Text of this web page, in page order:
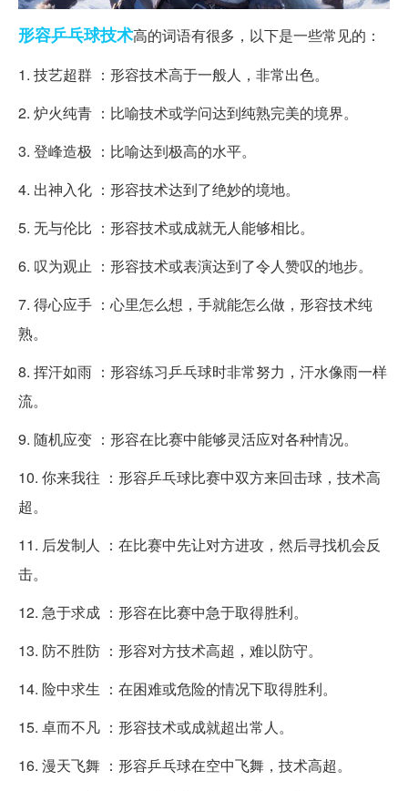
形容乒乓球技术高的词语有很多，以下是一些常见的：
1. 技艺超群 ：形容技术高于一般人，非常出色。
2. 炉火纯青 ：比喻技术或学问达到纯熟完美的境界。
3. 登峰造极 ：比喻达到极高的水平。
4. 出神入化 ：形容技术达到了绝妙的境地。
5. 无与伦比 ：形容技术或成就无人能够相比。
6. 叹为观止 ：形容技术或表演达到了令人赞叹的地步。
7. 得心应手 ：心里怎么想，手就能怎么做，形容技术纯
熟。
8. 挥汗如雨 ：形容练习乒乓球时非常努力，汗水像雨一样
流。
9. 随机应变 ：形容在比赛中能够灵活应对各种情况。
10. 你来我往 ：形容乒乓球比赛中双方来回击球，技术高
超。
11. 后发制人 ：在比赛中先让对方进攻，然后寻找机会反
击。
12. 急于求成 ：形容在比赛中急于取得胜利。
13. 防不胜防 ：形容对方技术高超，难以防守。
14. 险中求生 ：在困难或危险的情况下取得胜利。
15. 卓而不凡 ：形容技术或成就超出常人。
16. 漫天飞舞 ：形容乒乓球在空中飞舞，技术高超。